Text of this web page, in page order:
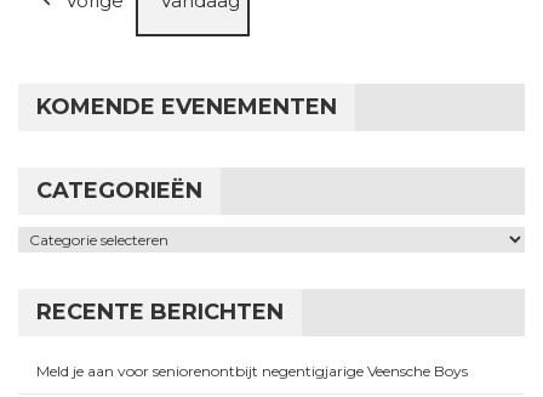
KOMENDE EVENEMENTEN
CATEGORIEËN
Categorieën
RECENTE BERICHTEN
Meld je aan voor seniorenontbijt negentigjarige Veensche Boys